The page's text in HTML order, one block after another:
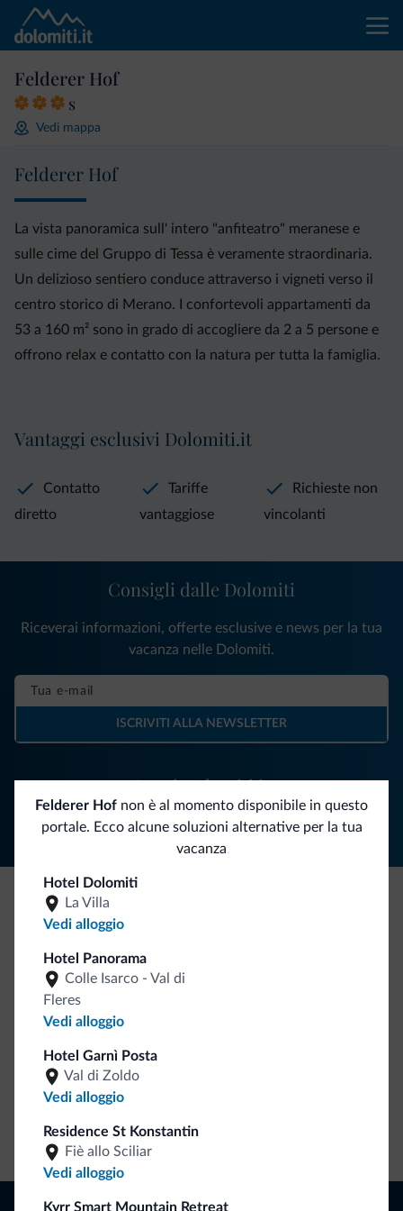
Felderer Hof
s
Vedi mappa
Felderer Hof
La vista panoramica sull' intero "anfiteatro" meranese e
sulle cime del Gruppo di Tessa è veramente straordinaria.
Un delizioso sentiero conduce attraverso i vigneti verso il
centro storico di Merano. I confortevoli appartamenti da
53 a 160 m² sono in grado di accogliere da 2 a 5 persone e
offrono relax e contatto con la natura per tutta la famiglia.
Felderer Hof non è al momento disponibile in questo
portale. Ecco alcune soluzioni alternative per la tua
vacanza
Hotel Dolomiti
La Villa
Vedi alloggio
Hotel Panorama
Colle Isarco - Val di
Fleres
Vedi alloggio
Hotel Garnì Posta
Val di Zoldo
Vedi alloggio
Residence St Konstantin
Fiè allo Sciliar
Vedi alloggio
Kyrr Smart Mountain Retreat
Vantaggi esclusivi Dolomiti.it
Contatto
diretto
Tariffe
vantaggiose
Richieste non
vincolanti
Segui Dolomiti.it
Consigli dalle Dolomiti
Riceverai informazioni, offerte esclusive e news per la tua
vacanza nelle Dolomiti.
ISCRIVITI ALLA NEWSLETTER
Be Original, scopri la nuova collezione
Dolomiti.it!
Vai allo shop
Naviga